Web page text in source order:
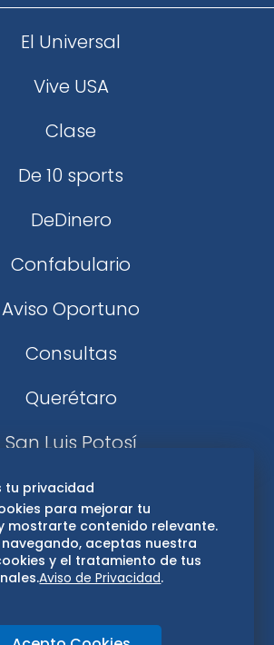
El Universal
Vive USA
Clase
De 10 sports
DeDinero
Confabulario
Aviso Oportuno
Consultas
Querétaro
San Luis Potosí
Edomex
Consultas
Hidalgo
Oaxaca
tu privacidad
para mejorar tu
mostrarte contenido relevante.
aceptas nuestra
y el tratamiento de tus
Aviso de Privacidad.